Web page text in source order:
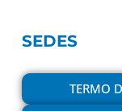
SEDES
TERMO